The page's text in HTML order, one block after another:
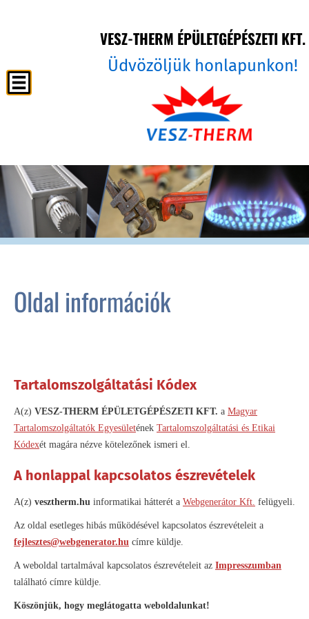
VESZ-THERM ÉPÜLETGÉPÉSZETI KFT.
Üdvözöljük honlapunkon!
Oldal információk
Tartalomszolgáltatási Kódex
A(z) VESZ-THERM ÉPÜLETGÉPÉSZETI KFT. a Magyar
Tartalomszolgáltatók Egyesületének Tartalomszolgáltatási és Etikai
Kódexét magára nézve kötelezőnek ismeri el.
A honlappal kapcsolatos észrevételek
A(z) vesztherm.hu informatikai hátterét a Webgenerátor Kft. felügyeli.
Az oldal esetleges hibás működésével kapcsolatos észrevételeit a
fejlesztes@webgenerator.hu címre küldje.
A weboldal tartalmával kapcsolatos észrevételeit az Impresszumban
található címre küldje.
Köszönjük, hogy meglátogatta weboldalunkat!